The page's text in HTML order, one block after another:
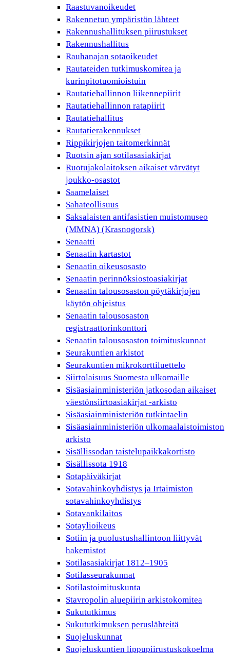
Raastuvanoikeudet
Rakennetun ympäristön lähteet
Rakennushallituksen piirustukset
Rakennushallitus
Rauhanajan sotaoikeudet
Rautateiden tutkimuskomitea ja
kurinpitotuomioistuin
Rautatiehallinnon liikennepiirit
Rautatiehallinnon ratapiirit
Rautatiehallitus
Rautatierakennukset
Rippikirjojen taitomerkinnät
Ruotsin ajan sotilasasiakirjat
Ruotujakolaitoksen aikaiset värvätyt
joukko-osastot
Saamelaiset
Sahateollisuus
Saksalaisten antifasistien muistomuseo
(MMNA) (Krasnogorsk)
Senaatti
Senaatin kartastot
Senaatin oikeusosasto
Senaatin perinnöksiostoasiakirjat
Senaatin talousosaston pöytäkirjojen
käytön ohjeistus
Senaatin talousosaston
registraattorinkonttori
Senaatin talousosaston toimituskunnat
Seurakuntien arkistot
Seurakuntien mikrokorttiluettelo
Siirtolaisuus Suomesta ulkomaille
Sisäasiainministeriön jatkosodan aikaiset
väestönsiirtoasiakirjat -arkisto
Sisäasiainministeriön tutkintaelin
Sisäasiainministeriön ulkomaalaistoimiston
arkisto
Sisällissodan taistelupaikkakortisto
Sisällissota 1918
Sotapäiväkirjat
Sotavahinkoyhdistys ja Irtaimiston
sotavahinkoyhdistys
Sotavankilaitos
Sotaylioikeus
Sotiin ja puolustushallintoon liittyvät
hakemistot
Sotilasasiakirjat 1812–1905
Sotilasseurakunnat
Sotilastoimituskunta
Stavropolin aluepiirin arkistokomitea
Sukututkimus
Sukututkimuksen peruslähteitä
Suojeluskunnat
Suojeluskuntien lippupiirustuskokoelma